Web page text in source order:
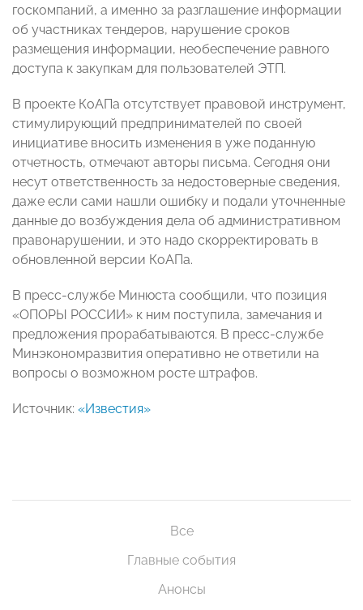
госкомпаний, а именно за разглашение информации
об участниках тендеров, нарушение сроков
размещения информации, необеспечение равного
доступа к закупкам для пользователей ЭТП.
В проекте КоАПа отсутствует правовой инструмент,
стимулирующий предпринимателей по своей
инициативе вносить изменения в уже поданную
отчетность, отмечают авторы письма. Сегодня они
несут ответственность за недостоверные сведения,
даже если сами нашли ошибку и подали уточненные
данные до возбуждения дела об административном
правонарушении, и это надо скорректировать в
обновленной версии КоАПа.
В пресс-службе Минюста сообщили, что позиция
«ОПОРЫ РОССИИ» к ним поступила, замечания и
предложения прорабатываются. В пресс-службе
Минэкономразвития оперативно не ответили на
вопросы о возможном росте штрафов.
Источник: «Известия»
Все
Главные события
Анонсы